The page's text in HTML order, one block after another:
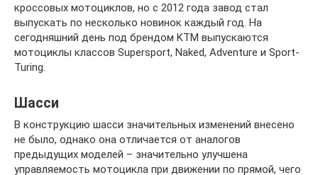
кроссовых мотоциклов, но с 2012 года завод стал
выпускать по несколько новинок каждый год. На
сегодняшний день под брендом KTM выпускаются
мотоциклы классов Supersport, Naked, Adventure и Sport-
Turing.
Шасси
В конструкцию шасси значительных изменений внесено
не было, однако она отличается от аналогов
предыдущих моделей – значительно улучшена
управляемость мотоцикла при движении по прямой, чего